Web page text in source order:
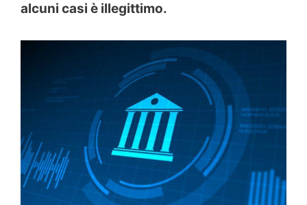
alcuni casi è illegittimo.